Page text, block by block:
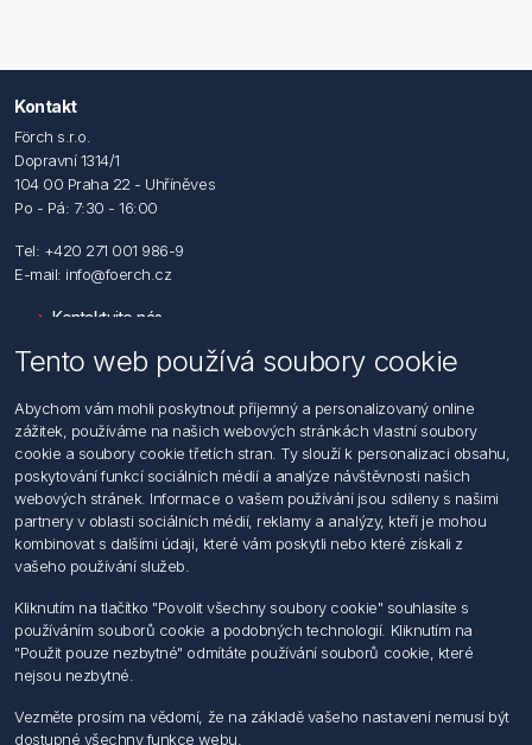
Kontakt
Förch s.r.o.
Dopravní 1314/1
104 00 Praha 22 - Uhříněves
Po - Pá: 7:30 - 16:00
Tel: +420 271 001 986-9
E-mail: info@foerch.cz
Kontaktujte nás
Hledat
Dodržování předpisů
Zásady zpracování osobních údajů fyzických osob
Podmínky zasílání elektronických dokumentu
Všeobecné dodací a obchodní podmínky
Informace o nakládaní s elektroodpadem
Můj účet
Můj účet
Objednávky
Adresy
Tento web používá soubory cookie
Abychom vám mohli poskytnout příjemný a personalizovaný online
zážitek, používáme na našich webových stránkách vlastní soubory
cookie a soubory cookie třetích stran. Ty slouží k personalizaci obsahu,
poskytování funkcí sociálních médií a analýze návštěvnosti našich
webových stránek. Informace o vašem používání jsou sdíleny s našimi
partnery v oblasti sociálních médií, reklamy a analýzy, kteří je mohou
kombinovat s dalšími údaji, které vám poskytli nebo které získali z
vašeho používání služeb.
Kliknutím na tlačítko "Povolit všechny soubory cookie" souhlasíte s
používáním souborů cookie a podobných technologií. Kliknutím na
"Použit pouze nezbytné" odmítáte používání souborů cookie, které
nejsou nezbytné.
Vezměte prosím na vědomí, že na základě vašeho nastavení nemusí být
dostupné všechny funkce webu.